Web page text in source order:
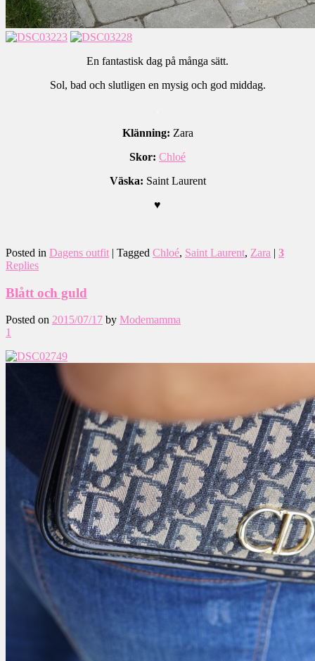
En fantastisk dag på många sätt.
Sol, bad och slutligen en mysig och god middag.
Klänning: Zara
Skor: Chloé
Väska: Saint Laurent
♥
Posted in Dagens outfit | Tagged Chloé, Saint Laurent, Zara | 3
Replies
Blått och guld
Posted on 2015/07/17 by Modemamma
1